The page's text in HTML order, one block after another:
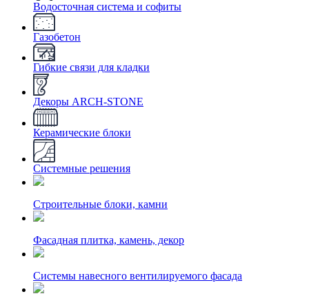
Водосточная система и софиты
Газобетон
Гибкие связи для кладки
Декоры ARCH-STONE
Керамические блоки
Системные решения
Строительные блоки, камни
Фасадная плитка, камень, декор
Системы навесного вентилируемого фасада